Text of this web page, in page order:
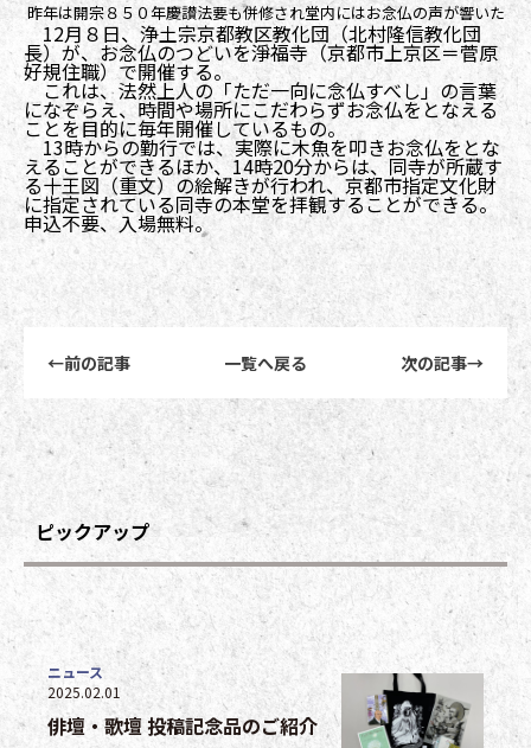
昨年は開宗８５０年慶讃法要も併修され堂内にはお念仏の声が響いた
12月８日、浄土宗京都教区教化団（北村隆信教化団
長）が、お念仏のつどいを淨福寺（京都市上京区＝菅原
好規住職）で開催する。
これは、法然上人の「ただ一向に念仏すべし」の言葉
になぞらえ、時間や場所にこだわらずお念仏をとなえる
ことを目的に毎年開催しているもの。
13時からの勤行では、実際に木魚を叩きお念仏をとな
えることができるほか、14時20分からは、同寺が所蔵す
る十王図（重文）の絵解きが行われ、京都市指定文化財
に指定されている同寺の本堂を拝観することができる。
申込不要、入場無料。
←前の記事 一覧へ戻る 次の記事→
ピックアップ
俳壇・歌壇 投稿記念品のご紹介
ニュース
2025.02.01